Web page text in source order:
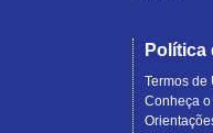
Política
Termos de
Conheça o